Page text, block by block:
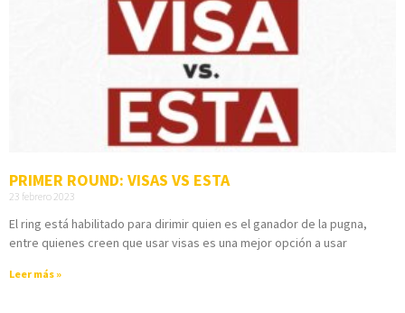
PRIMER ROUND: VISAS VS ESTA
23 febrero 2023
El ring está habilitado para dirimir quien es el ganador de la pugna,
entre quienes creen que usar visas es una mejor opción a usar
Leer más »